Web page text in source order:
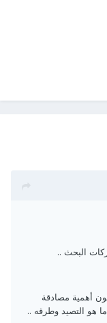
البحث ..
أهمية مصادقة
هو التصيد وطرقه ..